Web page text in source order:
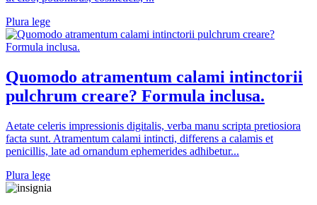
Plura lege
Quomodo atramentum calami intinctorii
pulchrum creare? Formula inclusa.
Aetate celeris impressionis digitalis, verba manu scripta pretiosiora
facta sunt. Atramentum calami intincti, differens a calamis et
penicillis, late ad ornandum ephemerides adhibetur...
Plura lege